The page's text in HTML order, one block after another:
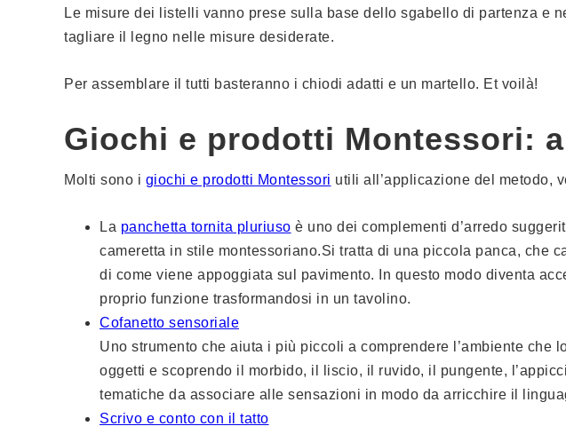
Le misure dei listelli vanno prese sulla base dello sgabello di partenza e
tagliare il legno nelle misure desiderate.
Per assemblare il tutti basteranno i chiodi adatti e un martello. Et voilà!
Giochi e prodotti Montessori:
Molti sono i giochi e prodotti Montessori utili all’applicazione del metodo,
La panchetta tornita pluriuso è uno dei complementi d’arredo
cameretta in stile montessoriano.Si tratta di una piccola panca, che
di come viene appoggiata sul pavimento. In questo modo diventa
proprio funzione trasformandosi in un tavolino.
Cofanetto sensoriale
Uno strumento che aiuta i più piccoli a comprendere l’ambiente che
oggetti e scoprendo il morbido, il liscio, il ruvido, il pungente,
tematiche da associare alle sensazioni in modo da arricchire il
Scrivo e conto con il tatto